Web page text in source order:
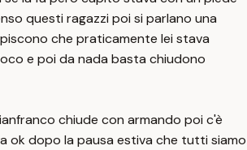
questi ragazzi poi si parlano una
che praticamente lei stava
e poi da nada basta chiudono
chiude con armando poi c'è
ok dopo la pausa estiva che tutti siamo